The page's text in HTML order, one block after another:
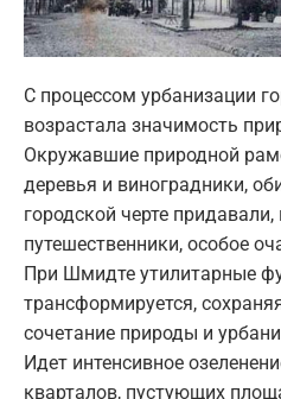
С процессом урбанизации
возрастала значимость
Окружавшие природной
деревья и виноградники,
городской черте
путешественники, особое
При Шмидте утилитарные
трансформируется,
сочетание природы и
Идет интенсивное
кварталов, пустующих